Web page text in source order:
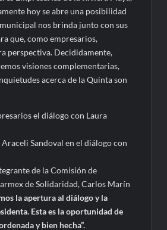
hoy se abre una posibilidad
nos brinda junto con sus
que, como empresarios,
perspectiva. Decididamente,
visiones complementarias,
acerca de la Quinta son
Sandoval en el diálogo con
de la Comisión de
de Solidaridad, Carlos Marín
la apertura al diálogo y la
Esta es la oportunidad de
y bien hecha”.